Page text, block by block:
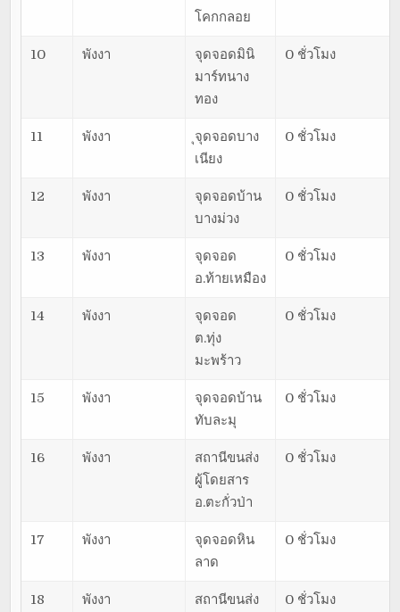
โคกกลอย
10 พังงา
จุดจอดมินิ
มาร์ทนาง
ทอง
0 ชั่วโมง
11 พังงา
ุจุดจอดบาง
เนียง
0 ชั่วโมง
12 พังงา
จุดจอดบ้าน
บางม่วง
0 ชั่วโมง
13 พังงา
จุดจอด
อ.ท้ายเหมือง
0 ชั่วโมง
14 พังงา
จุดจอด
ต.ทุ่ง
มะพร้าว
0 ชั่วโมง
15 พังงา
จุดจอดบ้าน
ทับละมุ
0 ชั่วโมง
16 พังงา
สถานีขนส่ง
ผู้โดยสาร
อ.ตะกั่วป่า
0 ชั่วโมง
17 พังงา
จุดจอดหิน
ลาด
0 ชั่วโมง
18 พังงา
สถานีขนส่ง
0 ชั่วโมง